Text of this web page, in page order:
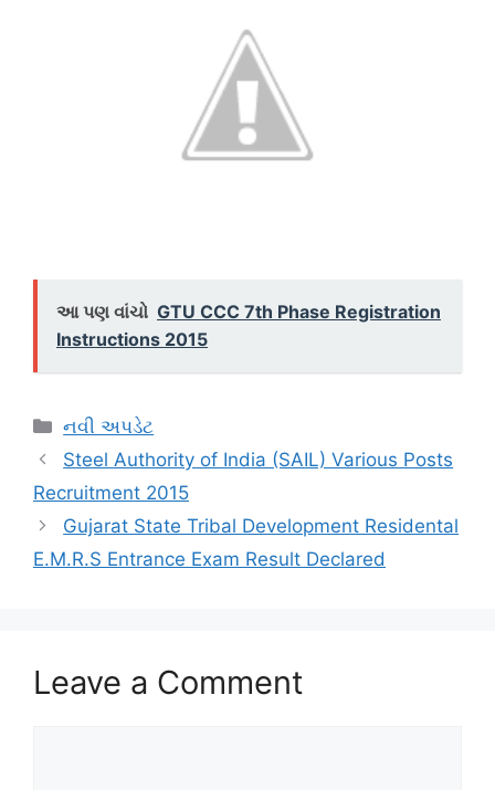
આ પણ વાંચો GTU CCC 7th Phase Registration
Instructions 2015
Categories
નવી અપડેટ
Steel Authority of India (SAIL) Various Posts
Recruitment 2015
Gujarat State Tribal Development Residental
E.M.R.S Entrance Exam Result Declared
Leave a Comment